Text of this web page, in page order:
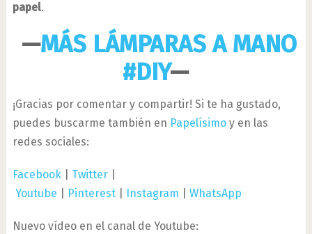
papel.
—MÁS LÁMPARAS A MANO
#DIY—
¡Gracias por comentar y compartir! Si te ha gustado,
puedes buscarme también en Papelísimoy en las
redes sociales:
Facebook| Twitter
Youtube
Pinterest| Instagram WhatsApp
Nuevo vídeo en el canal de Youtube: